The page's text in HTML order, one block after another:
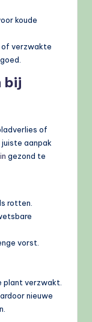
koude
of verzwakte
bij
of
aanpak
gezond te
rotten.
vorst.
plant verzwakt.
nieuwe